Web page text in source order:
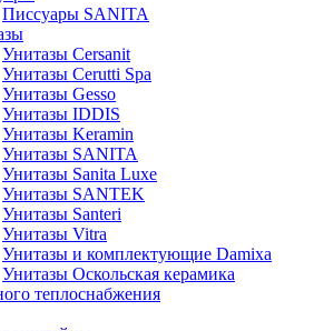
Писсуары SANITA
Унитазы Cersanit
Унитазы Cerutti Spa
Унитазы Gesso
Унитазы IDDIS
Унитазы Keramin
Унитазы SANITA
Унитазы Sanita Luxe
Унитазы SANTEK
Унитазы Santeri
Унитазы Vitra
Унитазы и комплектующие Damixa
Унитазы Оскольская керамика
теплоснабжения